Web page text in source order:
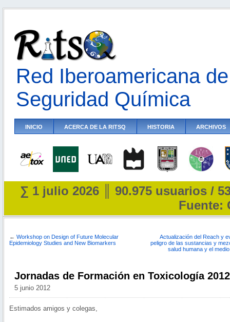
Red Iberoamericana
Seguridad Química
INICIO ACERCA DE LA RITSQ HISTORIA ARCHIVOS
∑ 1 julio 2026 ║ 90.975 usuarios /
Fuente:
← Workshop on Design of Future Molecular
Epidemiology Studies and New Biomarkers
Actualización del Reach y
peligro de las sustancias y
salud humana y el
Jornadas de Formación en Toxicología 2012
5 junio 2012
Estimados amigos y colegas,